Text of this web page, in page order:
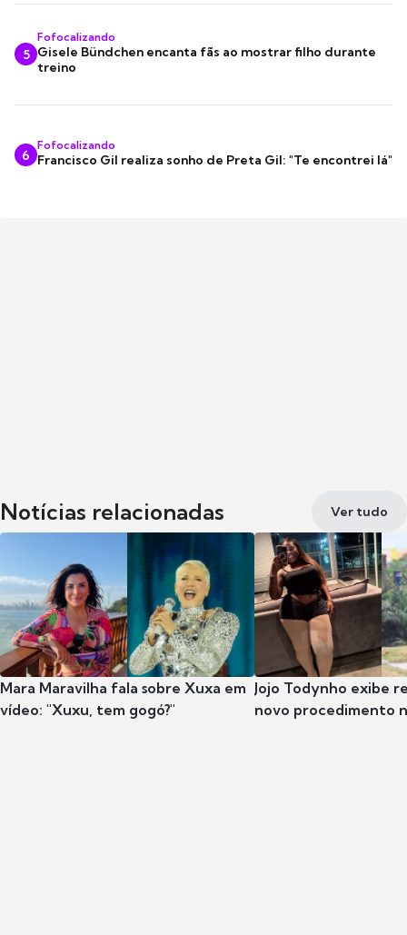
5
Fofocalizando
Gisele Bündchen encanta fãs ao mostrar filho durante
treino
6
Fofocalizando
Francisco Gil realiza sonho de Preta Gil: "Te encontrei lá"
Notícias relacionadas Ver tudo
Mara Maravilha fala sobre Xuxa em
vídeo: "Xuxu, tem gogó?"
Jojo Todynho exibe
novo procedimento